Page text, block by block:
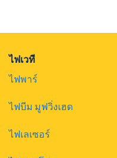
ไฟเวที
ไฟพาร์
ไฟบีม มูฟวิ่งเฮด
ไฟเลเซอร์